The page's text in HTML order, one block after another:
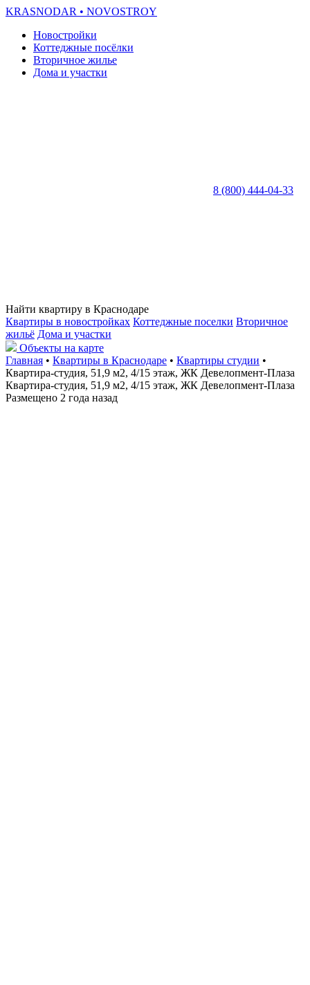
KRASNODAR • NOVOSTROY
Новостройки
Коттеджные посёлки
Вторичное жилье
Дома и участки
8 (800) 444-04-33
Найти квартиру в Краснодаре
Квартиры в новостройках Коттеджные поселки Вторичное
жильё Дома и участки
Объекты на карте
Главная • Квартиры в Краснодаре • Квартиры студии •
Квартира-студия, 51,9 м2, 4/15 этаж, ЖК Девелопмент-Плаза
Квартира-студия, 51,9 м2, 4/15 этаж, ЖК Девелопмент-Плаза
Размещено 2 года назад